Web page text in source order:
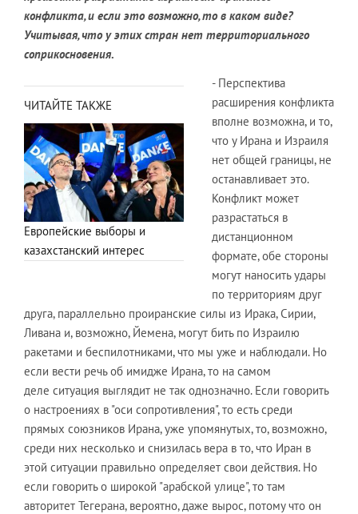
конфликта, и если это возможно, то в каком виде?
Учитывая, что у этих стран нет территориального
соприкосновения.
ЧИТАЙТЕ ТАКЖЕ
Европейские выборы и
казахстанский интерес
- Перспектива
расширения конфликта
вполне возможна, и то,
что у Ирана и Израиля
нет общей границы, не
останавливает это.
Конфликт может
разрастаться в
дистанционном
формате, обе стороны
могут наносить удары
по территориям друг
друга, параллельно проиранские силы из Ирака, Сирии,
Ливана и, возможно, Йемена, могут бить по Израилю
ракетами и беспилотниками, что мы уже и наблюдали. Но
если вести речь об имидже Ирана, то на самом
деле ситуация выглядит не так однозначно. Если говорить
о настроениях в "оси сопротивления", то есть среди
прямых союзников Ирана, уже упомянутых, то, возможно,
среди них несколько и снизилась вера в то, что Иран в
этой ситуации правильно определяет свои действия. Но
если говорить о широкой "арабской улице", то там
авторитет Тегерана, вероятно, даже вырос, потому что он